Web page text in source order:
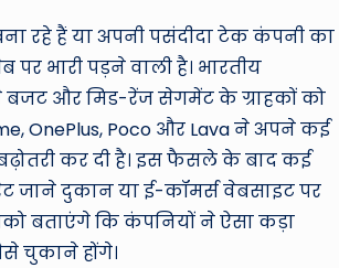
u
n
d
T
h
रहे हैं या अपनी पसंदीदा टेक कंपनी का
भारी पड़ने वाली है। भारतीय
बजट और मिड-रेंज सेगमेंट के ग्राहकों को
OnePlus, Poco और Lava ने अपने कई
कर दी है। इस फैसले के बाद कई
जाने दुकान या ई-कॉमर्स वेबसाइट पर
बताएंगे कि कंपनियों ने ऐसा कड़ा
चुकाने होंगे।